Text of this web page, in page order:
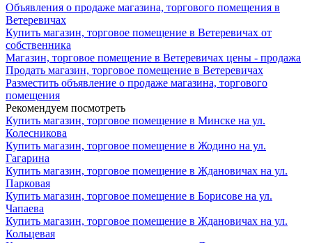
Объявления о продаже магазина, торгового помещения в
Ветеревичах
Купить магазин, торговое помещение в Ветеревичах от
собственника
Магазин, торговое помещение в Ветеревичах цены - продажа
Продать магазин, торговое помещение в Ветеревичах
Разместить объявление о продаже магазина, торгового
помещения
Рекомендуем посмотреть
Купить магазин, торговое помещение в Минске на ул.
Колесникова
Купить магазин, торговое помещение в Жодино на ул.
Гагарина
Купить магазин, торговое помещение в Ждановичах на ул.
Парковая
Купить магазин, торговое помещение в Борисове на ул.
Чапаева
Купить магазин, торговое помещение в Ждановичах на ул.
Кольцевая